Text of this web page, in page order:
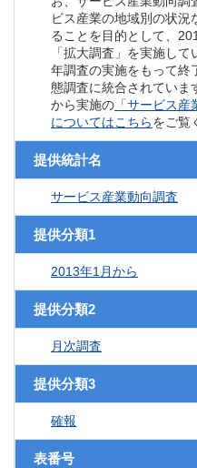
ビス産業の地域別の状況
ることを目的として、
「拡大調査」を実施し
年調査の実施をもって終
態調査に統合されてい
から実施の 「サービス産
についてはこちらをご覧
提供統計名
サービス産業動向調査
提供分類1
2013年1月から
提供分類2
月次調査
提供分類3
確報
表番号